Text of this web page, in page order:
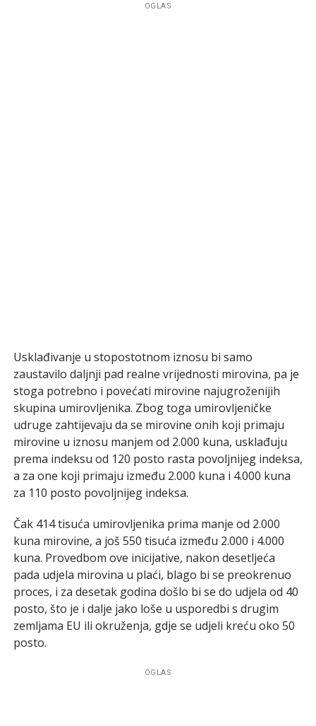
OGLAS
Usklađivanje u stopostotnom iznosu bi samo
zaustavilo daljnji pad realne vrijednosti mirovina, pa je
stoga potrebno i povećati mirovine najugroženijih
skupina umirovljenika. Zbog toga umirovljeničke
udruge zahtijevaju da se mirovine onih koji primaju
mirovine u iznosu manjem od 2.000 kuna, usklađuju
prema indeksu od 120 posto rasta povoljnijeg indeksa,
a za one koji primaju između 2.000 kuna i 4.000 kuna
za 110 posto povoljnijeg indeksa.
Čak 414 tisuća umirovljenika prima manje od 2.000
kuna mirovine, a još 550 tisuća između 2.000 i 4.000
kuna. Provedbom ove inicijative, nakon desetljeća
pada udjela mirovina u plaći, blago bi se preokrenuo
proces, i za desetak godina došlo bi se do udjela od 40
posto, što je i dalje jako loše u usporedbi s drugim
zemljama EU ili okruženja, gdje se udjeli kreću oko 50
posto.
OGLAS